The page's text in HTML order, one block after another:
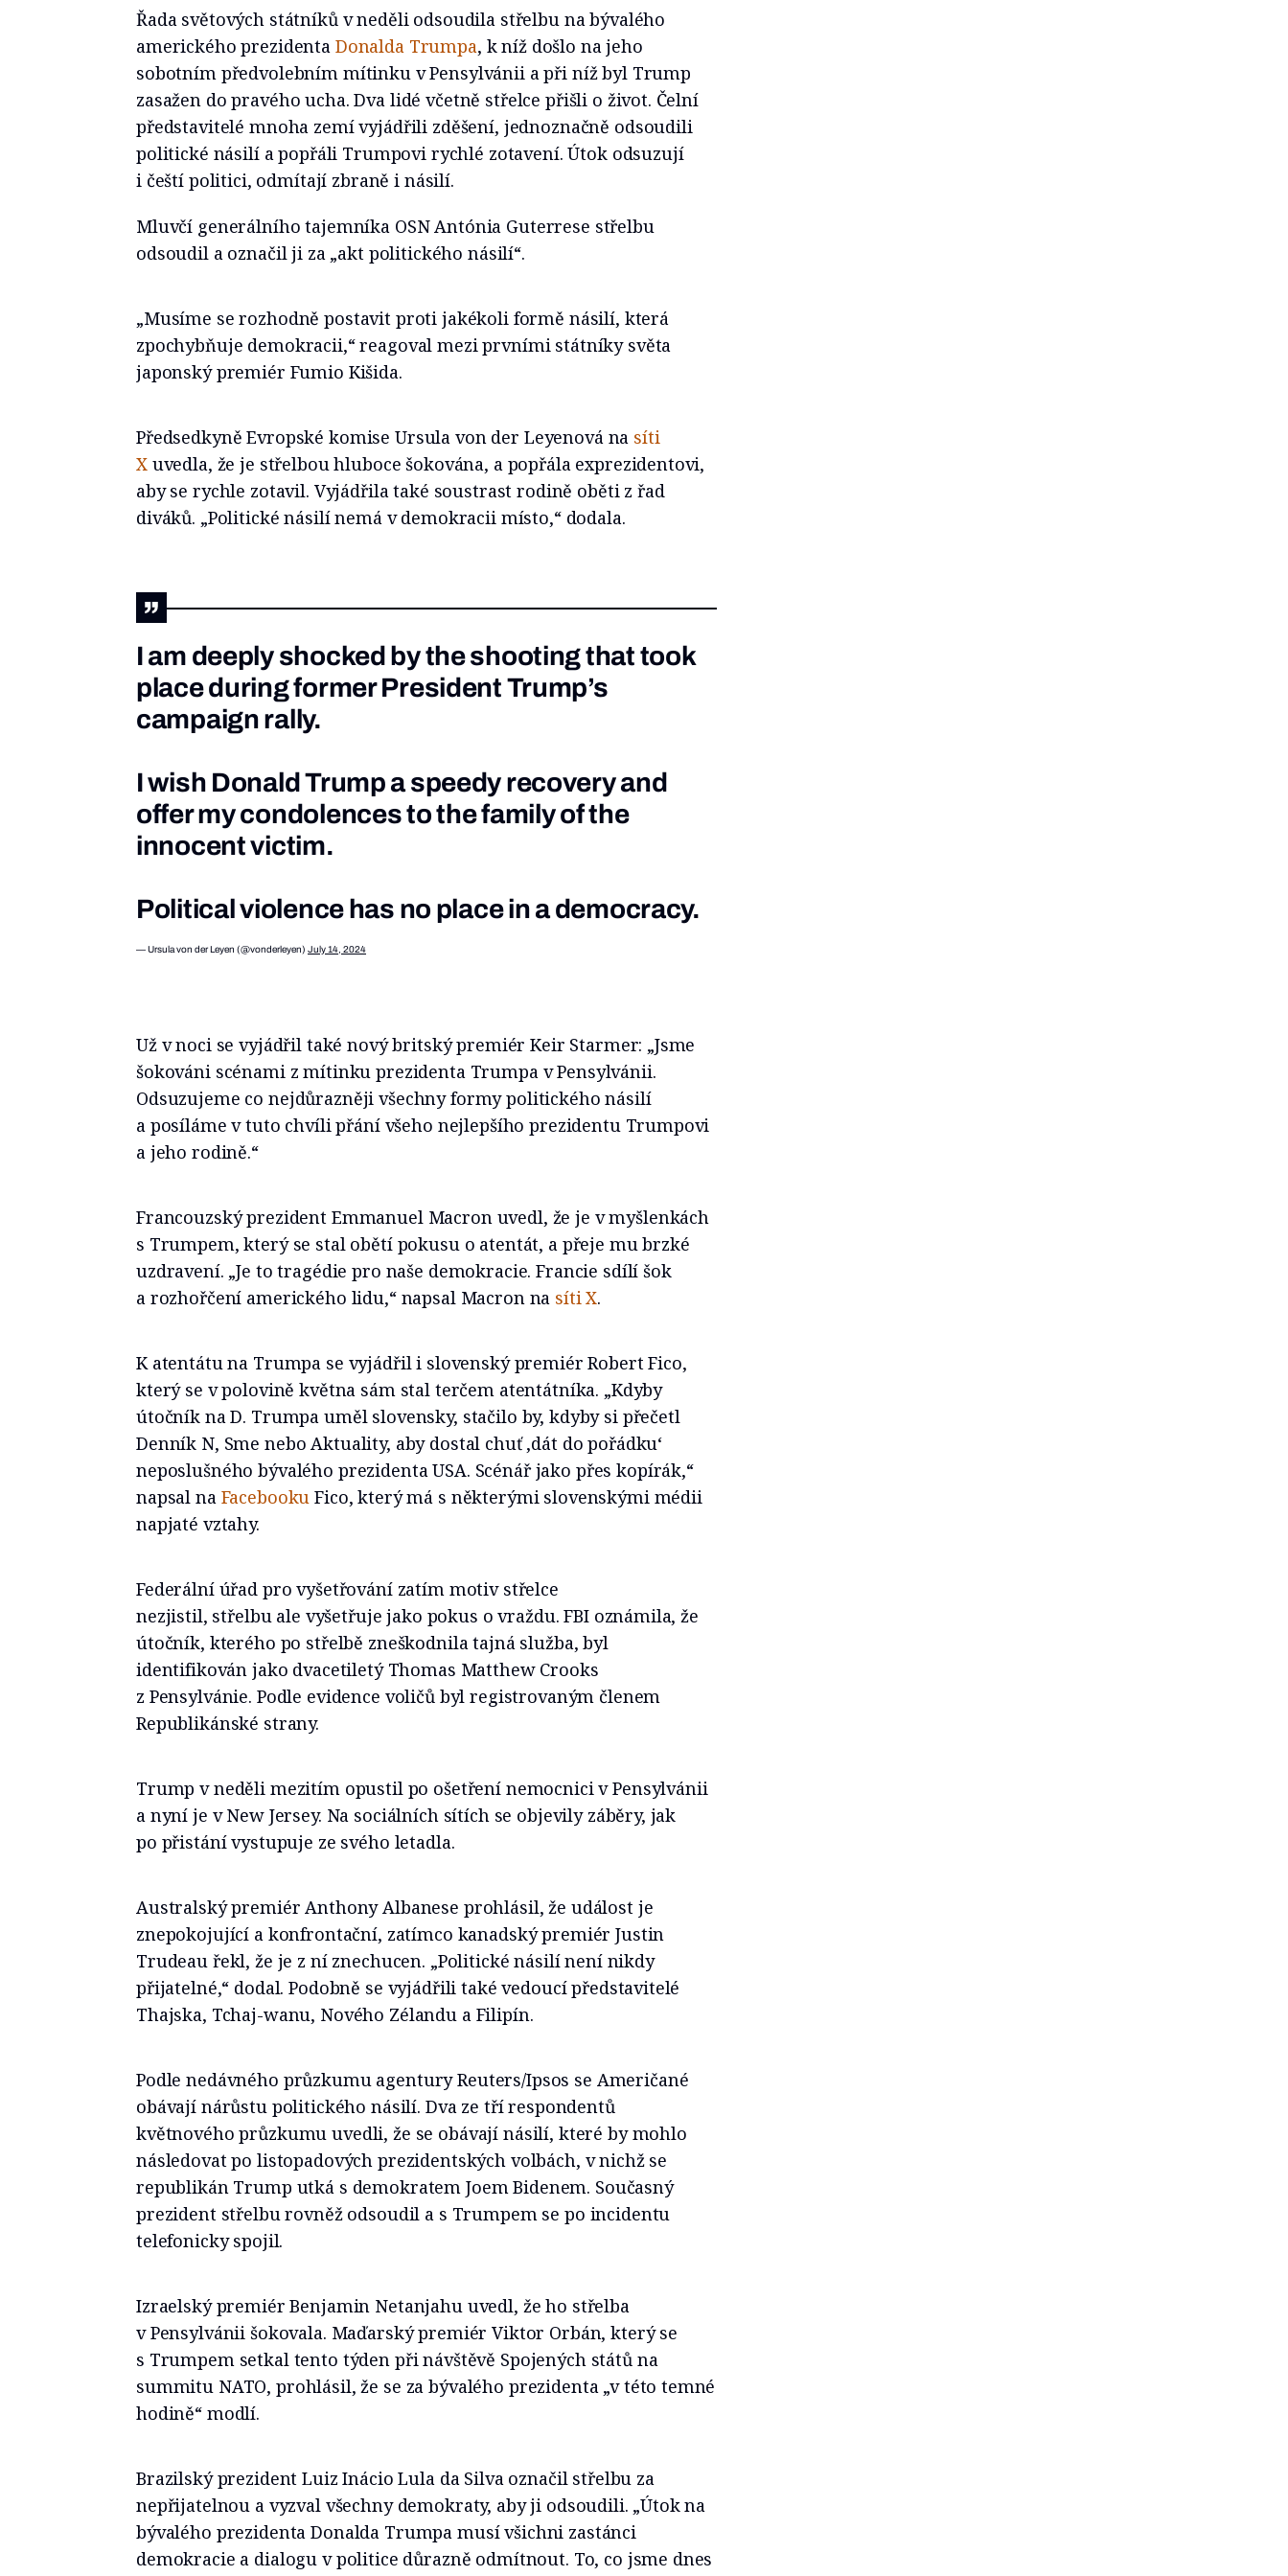
Řada světových státníků v neděli odsoudila střelbu na bývalého
amerického prezidenta Donalda Trumpa, k níž došlo na jeho
sobotním předvolebním mítinku v Pensylvánii a při níž byl Trump
zasažen do pravého ucha. Dva lidé včetně střelce přišli o život. Čelní
představitelé mnoha zemí vyjádřili zděšení, jednoznačně odsoudili
politické násilí a popřáli Trumpovi rychlé zotavení. Útok odsuzují
i čeští politici, odmítají zbraně i násilí.
Mluvčí generálního tajemníka OSN Antónia Guterrese střelbu
odsoudil a označil ji za „akt politického násilí“.
„Musíme se rozhodně postavit proti jakékoli formě násilí, která
zpochybňuje demokracii,“ reagoval mezi prvními státníky světa
japonský premiér Fumio Kišida.
Předsedkyně Evropské komise Ursula von der Leyenová na síti
Xuvedla, že je střelbou hluboce šokována, a popřála exprezidentovi,
aby se rychle zotavil. Vyjádřila také soustrast rodině oběti z řad
diváků. „Politické násilí nemá v demokracii místo,“ dodala.
I am deeply shocked by the shooting that took
place during former President Trump’s
campaign rally.
I wish Donald Trump a speedy recovery and
offer my condolences to the family of the
innocent victim.
Political violence has no place in a democracy.
— Ursula von der Leyen (@vonderleyen) July 14, 2024
Už v noci se vyjádřil také nový britský premiér Keir Starmer: „Jsme
šokováni scénami z mítinku prezidenta Trumpa v Pensylvánii.
Odsuzujeme co nejdůrazněji všechny formy politického násilí
a posíláme v tuto chvíli přání všeho nejlepšího prezidentu Trumpovi
a jeho rodině.“
Francouzský prezident Emmanuel Macron uvedl, že je v myšlenkách
s Trumpem, který se stal obětí pokusu o atentát, a přeje mu brzké
uzdravení. „Je to tragédie pro naše demokracie. Francie sdílí šok
a rozhořčení amerického lidu,“ napsal Macron na síti X.
K atentátu na Trumpa se vyjádřil i slovenský premiér Robert Fico,
který se v polovině května sám stal terčem atentátníka. „Kdyby
útočník na D. Trumpa uměl slovensky, stačilo by, kdyby si přečetl
Denník N, Sme nebo Aktuality, aby dostal chuť ‚dát do pořádku‘
neposlušného bývalého prezidenta USA. Scénář jako přes kopírák,“
napsal na Facebooku Fico, který má s některými slovenskými médii
napjaté vztahy.
Federální úřad pro vyšetřování zatím motiv střelce
nezjistil, střelbu ale vyšetřuje jako pokus o vraždu. FBI oznámila, že
útočník, kterého po střelbě zneškodnila tajná služba, byl
identifikován jako dvacetiletý Thomas Matthew Crooks
z Pensylvánie. Podle evidence voličů byl registrovaným členem
Republikánské strany.
Trump v neděli mezitím opustil po ošetření nemocnici v Pensylvánii
a nyní je v New Jersey. Na sociálních sítích se objevily záběry, jak
po přistání vystupuje ze svého letadla.
Australský premiér Anthony Albanese prohlásil, že událost je
znepokojující a konfrontační, zatímco kanadský premiér Justin
Trudeau řekl, že je z ní znechucen. „Politické násilí není nikdy
přijatelné,“ dodal. Podobně se vyjádřili také vedoucí představitelé
Thajska, Tchaj-wanu, Nového Zélandu a Filipín.
Podle nedávného průzkumu agentury Reuters/Ipsos se Američané
obávají nárůstu politického násilí. Dva ze tří respondentů
květnového průzkumu uvedli, že se obávají násilí, které by mohlo
následovat po listopadových prezidentských volbách, v nichž se
republikán Trump utká s demokratem Joem Bidenem. Současný
prezident střelbu rovněž odsoudil a s Trumpem se po incidentu
telefonicky spojil.
Izraelský premiér Benjamin Netanjahu uvedl, že ho střelba
v Pensylvánii šokovala. Maďarský premiér Viktor Orbán, který se
s Trumpem setkal tento týden při návštěvě Spojených států na
summitu NATO, prohlásil, že se za bývalého prezidenta „v této temné
hodině“ modlí.
Brazilský prezident Luiz Inácio Lula da Silva označil střelbu za
nepřijatelnou a vyzval všechny demokraty, aby ji odsoudili. „Útok na
bývalého prezidenta Donalda Trumpa musí všichni zastánci
demokracie a dialogu v politice důrazně odmítnout. To, co jsme dnes